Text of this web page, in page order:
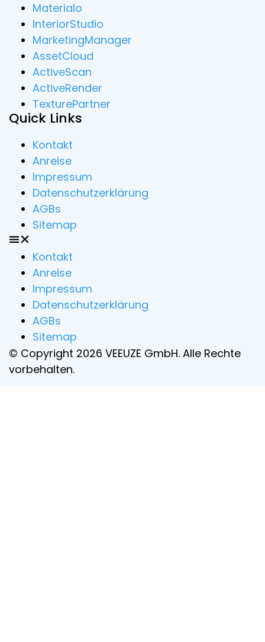
Materialo
InteriorStudio
MarketingManager
AssetCloud
ActiveScan
ActiveRender
TexturePartner
Quick Links
Kontakt
Anreise
Impressum
Datenschutzerklärung
AGBs
Sitemap
Kontakt
Anreise
Impressum
Datenschutzerklärung
AGBs
Sitemap
© Copyright 2026 VEEUZE GmbH. Alle Rechte
vorbehalten.